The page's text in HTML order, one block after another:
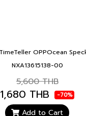
NXA13615138-00
5,600 THB
1,680 THB -70%
Add to Cart